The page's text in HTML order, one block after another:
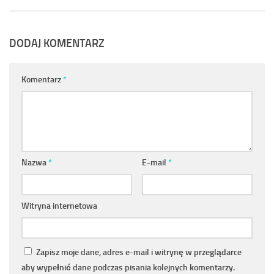
DODAJ KOMENTARZ
Komentarz*
Nazwa* E-mail *
Witryna internetowa
Zapisz moje dane, adres e-mail i witrynę w przeglądarce
aby wypełnić dane podczas pisania kolejnych komentarzy.